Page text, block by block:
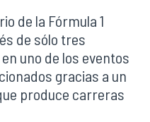
de la Fórmula 1
de sólo tres
uno de los eventos
gracias a un
produce carreras